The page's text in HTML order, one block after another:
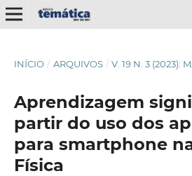
INÍCIO / ARQUIVOS / V. 19 N. 3 (2023):
Aprendizagem
partir do uso dos
para smartphone
Física